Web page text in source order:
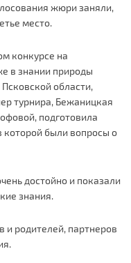
жюри заняли,
место.
конкурсе на
в знании природы
области,
турнира, Бежаницкая
подготовила
которой были вопросы о
достойно и показали
знания.
и родителей, партнеров